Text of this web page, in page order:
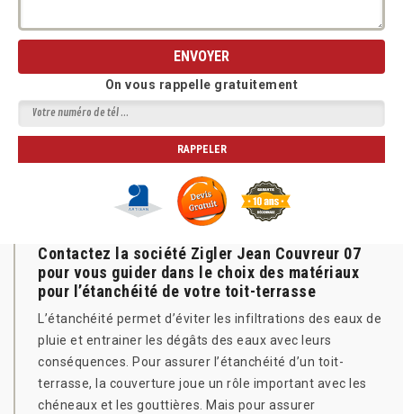
On vous rappelle gratuitement
Contactez la société Zigler Jean Couvreur 07
pour vous guider dans le choix des matériaux
pour l’étanchéité de votre toit-terrasse
L’étanchéité permet d’éviter les infiltrations des eaux de
pluie et entrainer les dégâts des eaux avec leurs
conséquences. Pour assurer l’étanchéité d’un toit-
terrasse, la couverture joue un rôle important avec les
chéneaux et les gouttières. Mais pour assurer